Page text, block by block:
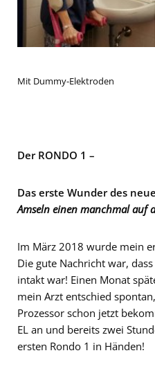
Mit Dummy-Elektroden
Der RONDO 1 –
Das erste Wunder des
Amseln einen manchmal auf
Im März 2018 wurde mein
Die gute Nachricht war,
intakt war! Einen Monat
mein Arzt entschied
Prozessor schon jetzt
EL an und bereits zwei
ersten Rondo 1 in Händen!